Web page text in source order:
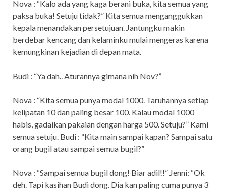
Nova : “Kalo ada yang kaga berani buka, kita semua yang
paksa buka! Setuju tidak?” Kita semua menganggukkan
kepala menandakan persetujuan. Jantungku makin
berdebar kencang dan kelaminku mulai mengeras karena
kemungkinan kejadian di depan mata.
Budi : “Ya dah.. Aturannya gimana nih Nov?”
Nova : “Kita semua punya modal 1000. Taruhannya setiap
kelipatan 10 dan paling besar 100. Kalau modal 1000
habis, gadaikan pakaian dengan harga 500. Setuju?” Kami
semua setuju. Budi : “Kita main sampai kapan? Sampai satu
orang bugil atau sampai semua bugil?”
Nova : “Sampai semua bugil dong! Biar adil!!” Jenni: “Ok
deh. Tapi kasihan Budi dong. Dia kan paling cuma punya 3